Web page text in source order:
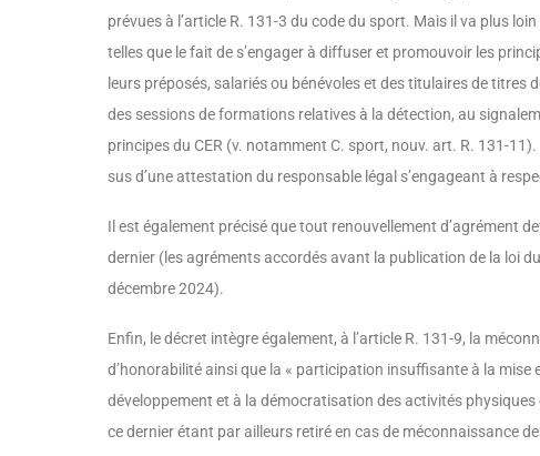
prévues à l’article R. 131-3 du code du sport. Mais il va plus
telles que le fait de s’engager à diffuser et promouvoir les
leurs préposés, salariés ou bénévoles et des titulaires de
des sessions de formations relatives à la détection, au
principes du CER (v. notamment C. sport, nouv. art. R. 131-
sus d’une attestation du responsable légal s’engageant à
Il est également précisé que tout renouvelle­ment d’agrément
dernier (les agréments accordés avant la publication de la loi
décembre 2024).
Enfin, le décret intègre également, à l’article R. 131-9, la
d’honorabilité ainsi que la « participation insuffisante à la mise
développement et à la démocratisation des activités
ce dernier étant par ailleurs retiré en cas de méconnais­sance